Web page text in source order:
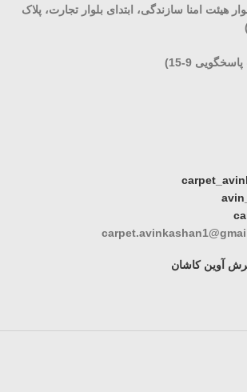
هیئت امنا سازندگی، ابتدای بلوار تجارت، پلاک
فرش آوین کاشان